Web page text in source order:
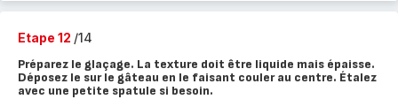
Etape 12 /14
Préparez le glaçage. La texture doit être liquide mais épaisse.
Déposez le sur le gâteau en le faisant couler au centre. Étalez
avec une petite spatule si besoin.